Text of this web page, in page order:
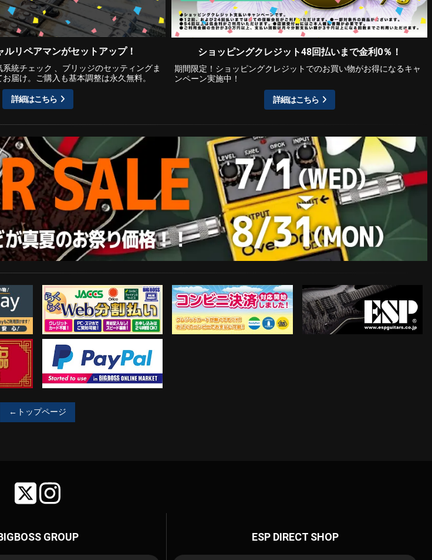
ルリペアマンがセットアップ！
統チェック 、ブリッジのセッティングま
届け。ご購入も基本調整は永久無料。
詳細はこちら
ショッピングクレジット48回払いまで金利0％！
期間限定！ショッピングクレジットでのお買い物がお得になるキャ
ンペーン実施中！
詳細はこちら
らくらくWeb分割払い コンビニ決済対応開始！ ESP Guitars
PayPal決済がご利用可能！
←トップページ
GROUP ESP DIRECT SHOP